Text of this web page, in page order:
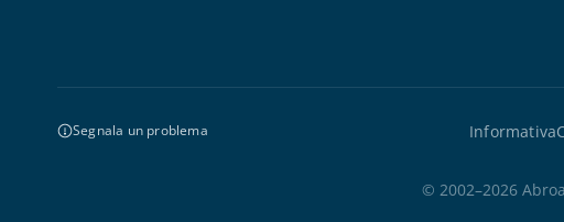
Segnala un problema Informativa
© 2002–2026